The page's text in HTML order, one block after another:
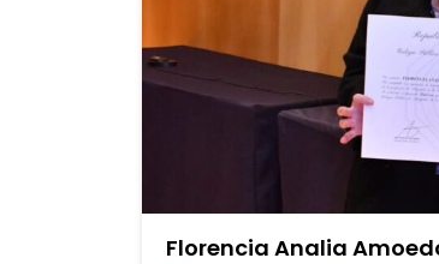
Florencia Analia